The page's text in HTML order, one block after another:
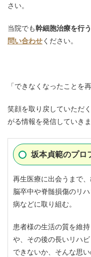
さい。
当院でも幹細胞治療を行
問い合わせください。
「できなくなったことを
笑顔を取り戻していただ
がる情報を発信していきま
坂本貞範のプロ
再生医療に出会うまで
脳卒中や脊髄損傷のリ
病などに取り組む。
患者様の生活の質を維
や、その後の長いリハ
できないか、そんな思